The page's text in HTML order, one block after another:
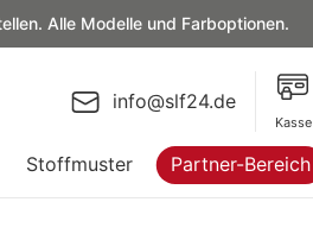
Alle Modelle und Farboptionen.
info@slf24.de
Kasse
Stoffmuster Partner-Bereich